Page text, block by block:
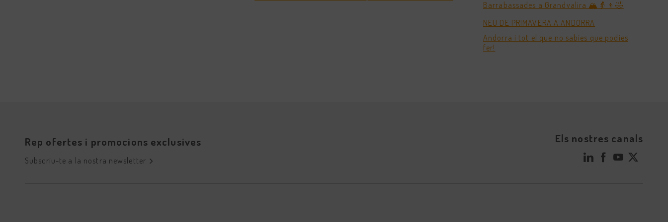
Barrabassades a Grandvalira 🏔️👵👦🤣
NEU DE PRIMAVERA A ANDORRA
Andorra i tot el que no sabies que podies
fer!
Rep ofertes i promocions exclusives
Subscriu-te a la nostra newsletter
Els nostres canals